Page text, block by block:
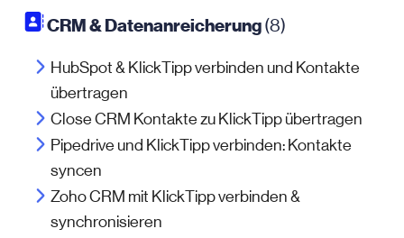
CRM & Datenanreicherung(8)
HubSpot & KlickTipp verbinden und Kontakte
übertragen
Close CRM Kontakte zu KlickTipp übertragen
Pipedrive und KlickTipp verbinden: Kontakte
syncen
Zoho CRM mit KlickTipp verbinden &
synchronisieren